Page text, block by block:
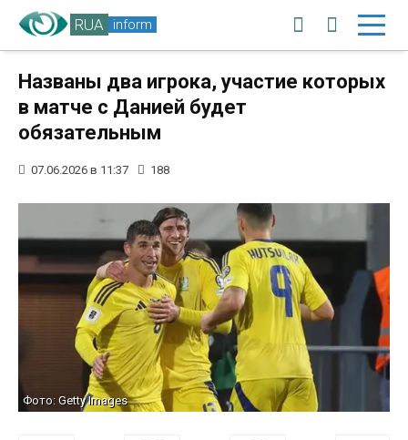
RUA inform
Названы два игрока, участие которых
в матче с Данией будет
обязательным
07.06.2026 в 11:37 188
Фото: Getty Images